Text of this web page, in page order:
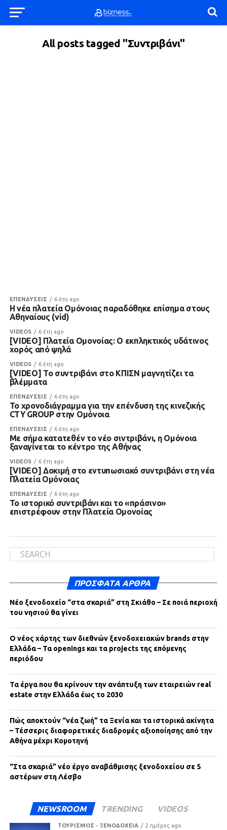
All posts tagged "Συντριβάνι"
ΕΠΕΝΔΥΣΕΙΣ 6 έτη ago
Η νέα πλατεία Ομόνοιας παραδόθηκε επίσημα στους
Αθηναίους (vid)
VIDEOS 6 έτη ago
[VIDEO] Πλατεία Ομονοίας: Ο εκπληκτικός υδάτινος
χορός από ψηλά
VIDEOS 6 έτη ago
[VIDEO] Το συντριβάνι στο ΚΠΙΣΝ μαγνητίζει τα
βλέμματα
ΕΠΕΝΔΥΣΕΙΣ 6 έτη ago
Το χρονοδιάγραμμα για την επένδυση της κινεζικής
CTY GROUP στην Ομόνοια
ΕΠΕΝΔΥΣΕΙΣ 6 έτη ago
Με σήμα κατατεθέν το νέο σιντριβάνι, η Ομόνοια
ξαναγίνεται το κέντρο της Αθήνας
VIDEOS 6 έτη ago
[VIDEO] Δοκιμή στο εντυπωσιακό συντριβάνι στη νέα
Πλατεία Ομόνοιας
ΕΠΕΝΔΥΣΕΙΣ 6 έτη ago
Το ιστορικό συντριβάνι και το «πράσινο»
επιστρέφουν στην Πλατεία Ομονοίας
ΠΡΌΣΦΑΤΑ ΆΡΘΡΑ
Νέο ξενοδοχείο “στα σκαριά” στη Σκιάθο – Σε ποιά περιοχή
του νησιού θα γίνει
Ο νέος χάρτης των διεθνών ξενοδοχειακών brands στην
Ελλάδα – Τα openings και τα projects της επόμενης
περιόδου
Τα έργα που θα κρίνουν την ανάπτυξη των εταιρειών real
estate στην Ελλάδα έως το 2030
Πώς αποκτούν “νέα ζωή” τα Ξενία και τα ιστορικά ακίνητα
– Τέσσερις διαφορετικές διαδρομές αξιοποίησης από την
Αθήνα μέχρι Κομοτηνή
“Στα σκαριά” νέο έργο αναβάθμισης ξενοδοχείου σε 5
αστέρων στη Λέσβο
NEWSROOM TRENDING VIDEOS
ΤΟΥΡΙΣΜΟΣ - ΞΕΝΟΔΟΧΕΙΑ 2 ημέρες ago